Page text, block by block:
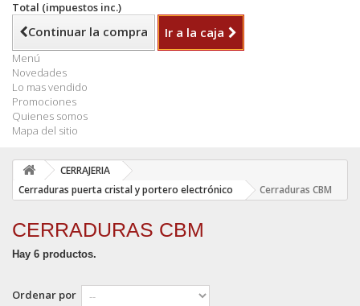
Total (impuestos inc.)
Continuar la compra Ir a la caja
Menú
Novedades
Lo mas vendido
Promociones
Quienes somos
Mapa del sitio
CERRAJERIA
Cerraduras puerta cristal y portero electrónico
Cerraduras CBM
CERRADURAS CBM
Hay 6 productos.
Ordenar por